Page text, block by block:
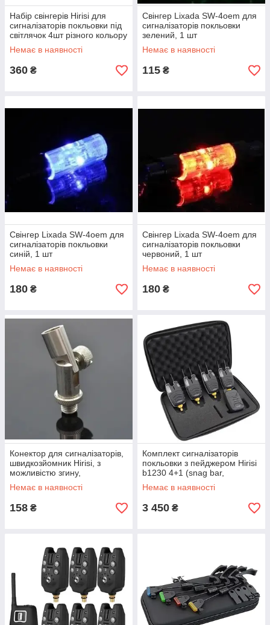
Набір свінгерів Hirisi для
сигналізаторів покльовки під
світлячок 4шт різного кольору
Немає в наявності
360 ₴
Свінгер Lixada SW-4oem для
сигналізаторів покльовки
зелений, 1 шт
Немає в наявності
115 ₴
Свінгер Lixada SW-4oem для
сигналізаторів покльовки
синій, 1 шт
Немає в наявності
180 ₴
Свінгер Lixada SW-4oem для
сигналізаторів покльовки
червоний, 1 шт
Немає в наявності
180 ₴
Конектор для сигналізаторів,
швидкозйомник Hirisi, з
можливістю згину,
нержавіюча сталь
Немає в наявності
158 ₴
Комплект сигналізаторів
покльовки з пейджером Hirisi
b1230 4+1 (snag bar,
повністю водозахищені)
Немає в наявності
3 450 ₴